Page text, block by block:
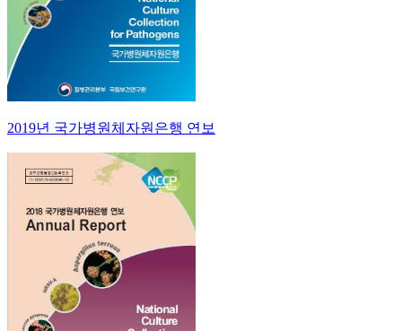
2019년 국가병원체자원은행 연보